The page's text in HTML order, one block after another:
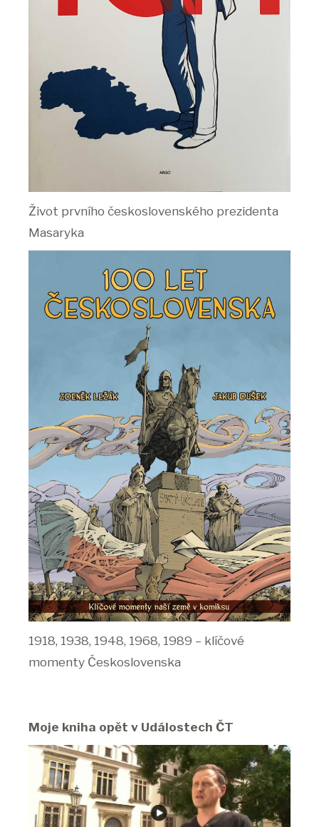
Život prvního československého prezidenta
Masaryka
1918, 1938, 1948, 1968, 1989 – klíčové
momenty Československa
Moje kniha opět v Událostech ČT